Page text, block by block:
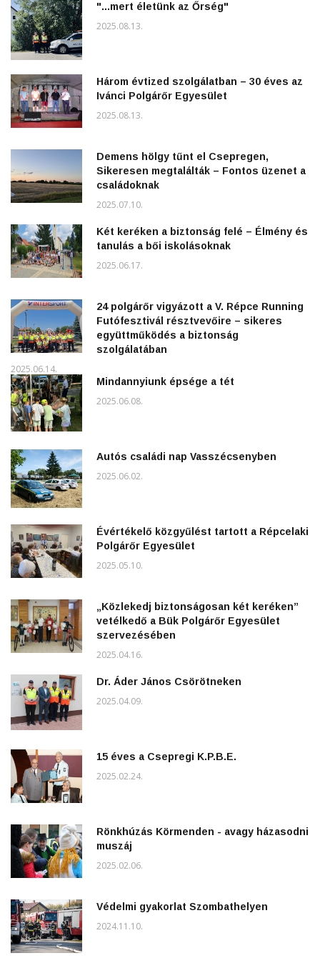
"...mert életünk az Őrség"
2025.08.13.
Három évtized szolgálatban – 30 éves az
Ivánci Polgárőr Egyesület
2025.08.13.
Demens hölgy tűnt el Csepregen,
Sikeresen megtalálták – Fontos üzenet a
családoknak
2025.07.10.
Két keréken a biztonság felé – Élmény és
tanulás a bői iskolásoknak
2025.06.17.
24 polgárőr vigyázott a V. Répce Running
Futófesztivál résztvevőire – sikeres
együttműködés a biztonság
szolgálatában
2025.06.14.
Mindannyiunk épsége a tét
2025.06.08.
Autós családi nap Vasszécsenyben
2025.06.02.
Évértékelő közgyűlést tartott a Répcelaki
Polgárőr Egyesület
2025.05.10.
„Közlekedj biztonságosan két keréken”
vetélkedő a Bük Polgárőr Egyesület
szervezésében
2025.04.16.
Dr. Áder János Csörötneken
2025.04.09.
15 éves a Csepregi K.P.B.E.
2025.02.24.
Rönkhúzás Körmenden - avagy házasodni
muszáj
2025.02.06.
Védelmi gyakorlat Szombathelyen
2024.11.10.